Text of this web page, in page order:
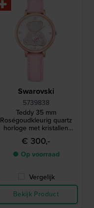
Swarovski
5739838
Teddy 35 mm
Roségoudkleurig quartz
horloge met kristallen
teddybeer op wijzerplaat
€ 300,-
● Op voorraad
Vergelijk
Bekijk Product